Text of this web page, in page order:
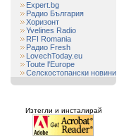
Expert.bg
Радио България
Хоризонт
Yvelines Radio
RFI Romania
Радио Fresh
LovechToday.eu
Toute l'Europe
Селскостопански новини
Изтегли и инсталирай